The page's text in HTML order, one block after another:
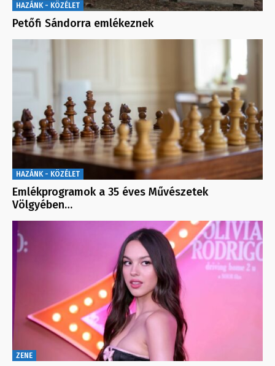
HAZÁNK - KÖZÉLET
Petőfi Sándorra emlékeznek
HAZÁNK - KÖZÉLET
Emlékprogramok a 35 éves Művészetek
Völgyében…
ZENE